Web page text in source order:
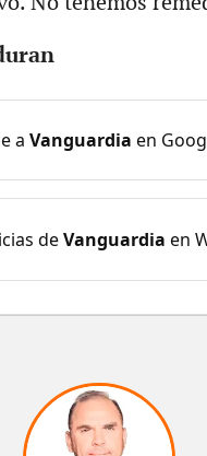
a Vanguardia en
deVanguardia en